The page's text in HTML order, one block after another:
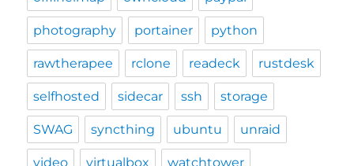
photography portainer python
rawtherapee rclone readeck rustdesk
selfhosted sidecar ssh storage
SWAG syncthing ubuntu unraid
video virtualbox watchtower